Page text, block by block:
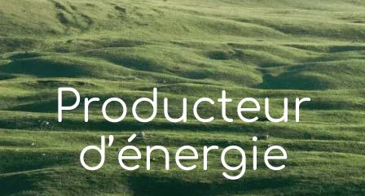
Producteur
d’énergie